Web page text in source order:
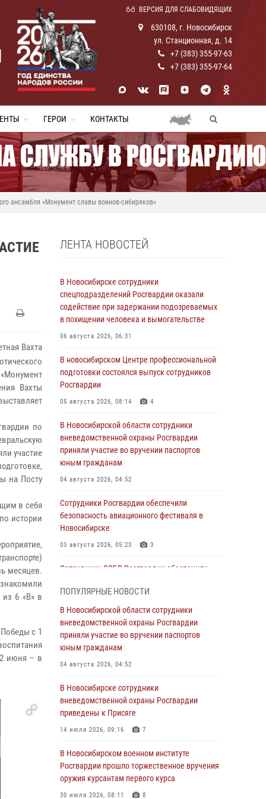
ВЕРСИЯ ДЛЯ СЛАБОВИДЯЩИХ
630108, г. Новосибирск
ул. Станционная, д. 14
+7 (383) 355-97-63
+7 (383) 355-97-64
ГЕРОИ КОНТАКТЫ
ансамбля «Монумент славы воинов-сибиряков»
Вахта
Вахты
по
участие
на Посту
в себя
истории
месяцев.
из 6 «В» в
с 1
июня – в
ЛЕНТА НОВОСТЕЙ
В Новосибирске сотрудники
спецподразделений Росгвардии оказали
содействие при задержании подозреваемых
в похищении человека и вымогательстве
06 августа 2026, 06:31
В новосибирском Центре профессиональной
подготовки состоялся выпуск сотрудников
Росгвардии
05 августа 2026, 08:14 4
В Новосибирской области сотрудники
вневедомственной охраны Росгвардии
приняли участие во вручении паспортов
юным гражданам
04 августа 2026, 04:52
Сотрудники Росгвардии обеспечили
безопасность авиационного фестиваля в
Новосибирске
03 августа 2026, 05:23 3
Сотрудники СОБР Росгвардии обеспечили
обысков в рамках расследования серии
мошенничеств
31 июля 2026, 07:52
В Новосибирском военном институте
30 июля 2026, 08:11 8
При силовой поддержке бойцов ОМОН и
СОБР Росгвардии пресечена деятельность
сфере страхования
29 июля 2026, 05:19
В Новосибирске сотрудниками
ПОПУЛЯРНЫЕ НОВОСТИ
В Новосибирской области сотрудники
вневедомственной охраны Росгвардии
приняли участие во вручении паспортов
юным гражданам
04 августа 2026, 04:52
В Новосибирске сотрудники
вневедомственной охраны Росгвардии
приведены к Присяге
14 июля 2026, 09:16 7
В Новосибирском военном институте
Росгвардии прошло торжественное вручения
оружия курсантам первого курса
30 июля 2026, 08:11 8